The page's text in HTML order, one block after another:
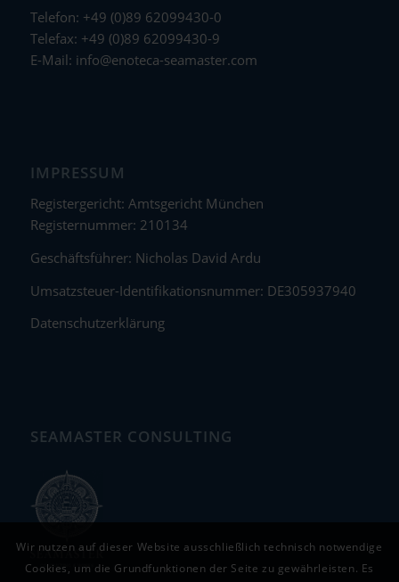
Telefon: +49 (0)89 62099430-0
Telefax: +49 (0)89 62099430-9
E-Mail: info@enoteca-seamaster.com
IMPRESSUM
Registergericht: Amtsgericht München
Registernummer: 210134
Geschäftsführer: Nicholas David Ardu
Umsatzsteuer-Identifikationsnummer: DE305937940
Datenschutzerklärung
SEAMASTER CONSULTING
Wir nutzen auf dieser Website ausschließlich technisch notwendige
Cookies, um die Grundfunktionen der Seite zu gewährleisten. Es